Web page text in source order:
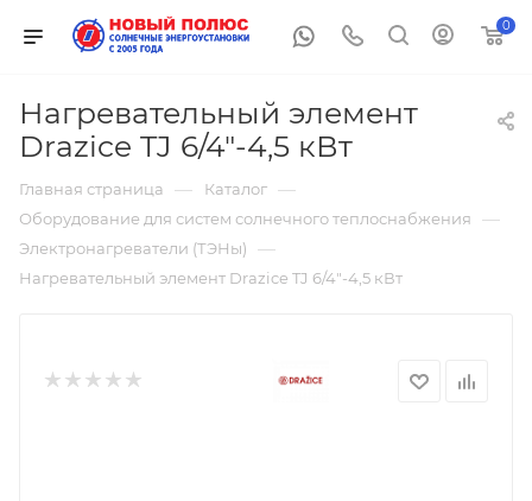
0
Нагревательный элемент
Drazice TJ 6/4"-4,5 кВт
Главная страница — Каталог —
Оборудование для систем солнечного теплоснабжения —
Электронагреватели (ТЭНы) —
Нагревательный элемент Drazice TJ 6/4"-4,5 кВт